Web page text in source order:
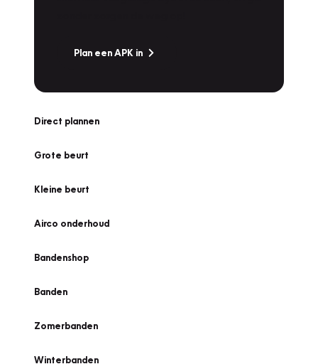
Plan een APK in
Direct plannen
Grote beurt
Kleine beurt
Airco onderhoud
Bandenshop
Banden
Zomerbanden
Winterbanden